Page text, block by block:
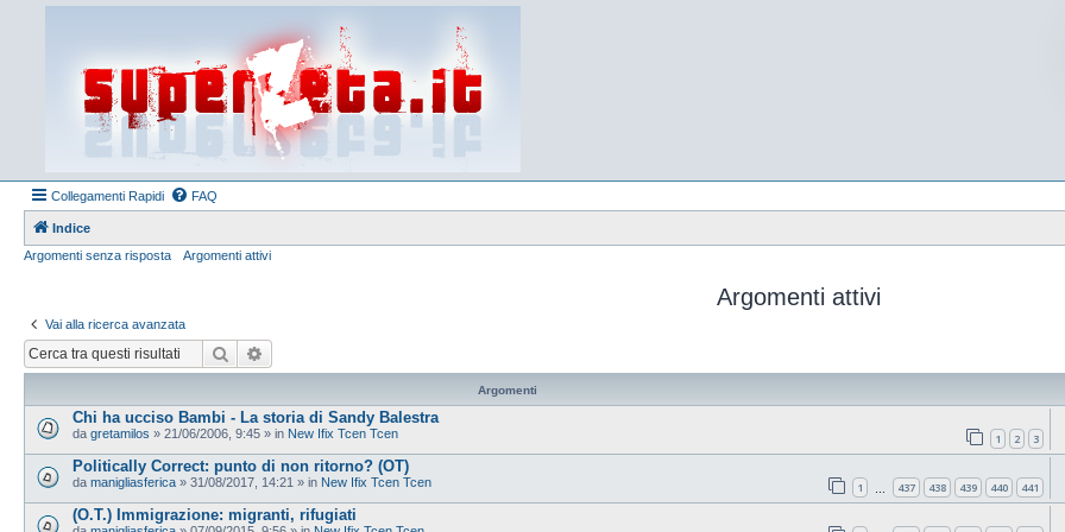
Collegamenti Rapidi FAQ
Indice
Argomenti senza risposta
Argomenti attivi
Argomenti attivi
Vai alla ricerca avanzata
Cerca
Argomenti
Chi ha ucciso Bambi - La storia di Sandy Balestra
da gretamilos » 21/06/2006, 9:45 » in New Ifix Tcen Tcen 1 2 3
Politically Correct: punto di non ritorno? (OT)
da manigliasferica » 31/08/2017, 14:21 » in New Ifix Tcen Tcen 1 437 438 439 440 441
(O.T.) Immigrazione: migranti, rifugiati